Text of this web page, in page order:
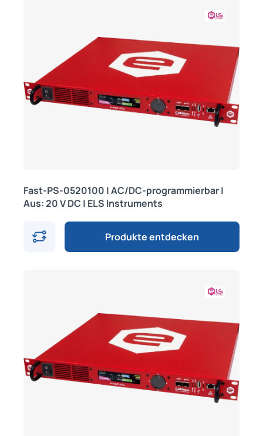
Fast-PS-0520100 | AC/DC-programmierbar |
Aus: 20 V DC | ELS Instruments
Produkte entdecken